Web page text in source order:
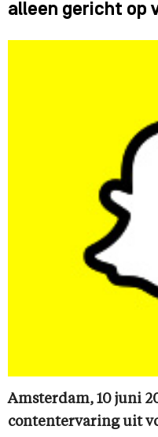
alleen gericht op
Amsterdam, 10 juni
contentervaring uit